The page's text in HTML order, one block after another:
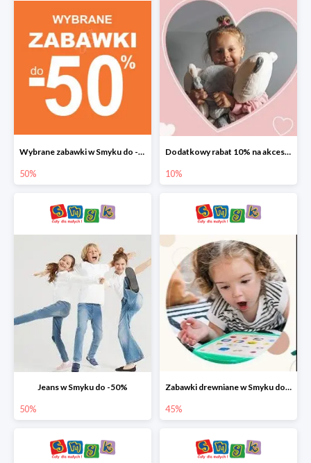
Wybrane zabawki w Smyku do -50%
50%
Dodatkowy rabat 10% na akcesoria dziecięce
10%
Jeans w Smyku do -50%
50%
Zabawki drewniane w Smyku do -45%
45%